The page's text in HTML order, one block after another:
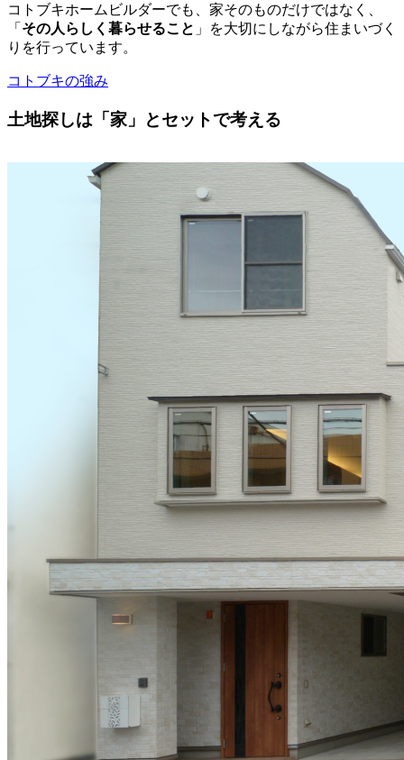
コトブキホームビルダーでも、家そのものだけではなく、
「 その人らしく暮らせること 」を大切にしながら住まいづく
りを行っています。
コトブキの強み
土地探しは「家」とセットで考える